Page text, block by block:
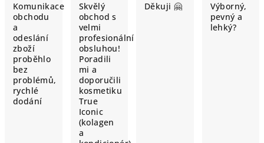
Komunikace
obchodu
a
odeslání
zboží
proběhlo
bez
problémů,
rychlé
dodání
Skvělý
obchod s
velmi
profesionální
obsluhou!
Poradili
mi a
doporučili
kosmetiku
True
Iconic
(kolagen
a
Děkuji 🤗
Výborný,
pevný a
lehký?